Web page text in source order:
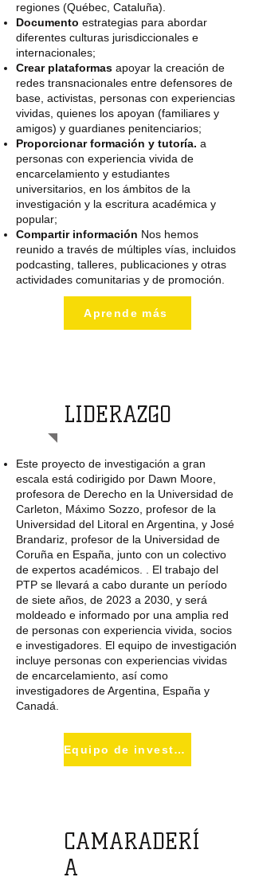
regiones (Québec, Cataluña).
Documento estrategias para abordar
diferentes culturas jurisdiccionales e
internacionales;
Crear plataformas apoyar la creación de
redes transnacionales entre defensores de
base, activistas, personas con experiencias
vividas, quienes los apoyan (familiares y
amigos) y guardianes penitenciarios;
Proporcionar formación y tutoría. a
personas con experiencia vivida de
encarcelamiento y estudiantes
universitarios, en los ámbitos de la
investigación y la escritura académica y
popular;
Compartir información Nos hemos
reunido a través de múltiples vías, incluidos
podcasting, talleres, publicaciones y otras
actividades comunitarias y de promoción.
Aprende más
LIDERAZGO
Este proyecto de investigación a gran
escala está codirigido por Dawn Moore,
profesora de Derecho en la Universidad de
Carleton, Máximo Sozzo, profesor de la
Universidad del Litoral en Argentina, y José
Brandariz, profesor de la Universidad de
Coruña en España, junto con un colectivo
de expertos académicos. . El trabajo del
PTP se llevará a cabo durante un período
de siete años, de 2023 a 2030, y será
moldeado e informado por una amplia red
de personas con experiencia vivida, socios
e investigadores. El equipo de investigación
incluye personas con experiencias vividas
de encarcelamiento, así como
investigadores de Argentina, España y
Canadá.
Equipo de investigación
CAMARADERÍ
A